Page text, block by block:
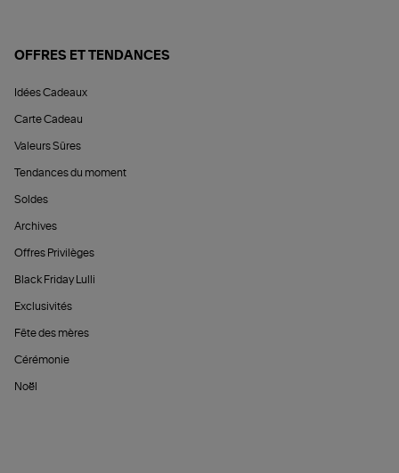
OFFRES ET TENDANCES
Idées Cadeaux
Carte Cadeau
Valeurs Sûres
Tendances du moment
Soldes
Archives
Offres Privilèges
Black Friday Lulli
Exclusivités
Fête des mères
Cérémonie
Noël